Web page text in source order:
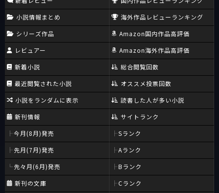
小説情報まとめ
シリーズ作品
レビュアー
新着小説
最近閲覧された小説
小説をランダムに表示
新刊情報
今月(8月)発売
先月(7月)発売
先々月(6月)発売
新刊の文庫
海外作品レビューランキング
Amazon国内作品高評価
Amazon海外作品高評価
総合閲覧回数
オススメ投票回数
読書した人が多い小説
サイトランク
Sランク
Aランク
Bランク
Cランク